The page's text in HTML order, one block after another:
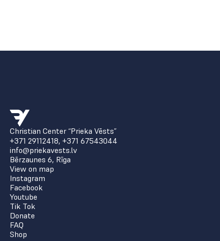
Christian Center “Prieka Vēsts”
+371 29112418, +371 67543044
info@priekavests.lv
Bērzaunes 6, Rīga
View on map
Instagram
Facebook
Youtube
Tik Tok
Donate
FAQ
Shop